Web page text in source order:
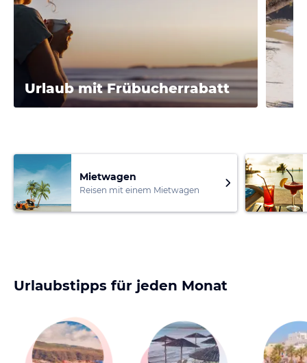
Urlaub mit Frübucherrabatt
Mietwagen
Reisen mit einem Mietwagen
Urlaubstipps für jeden Monat